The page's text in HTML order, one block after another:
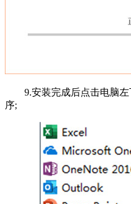
9.安装完成后点击电脑左
序;